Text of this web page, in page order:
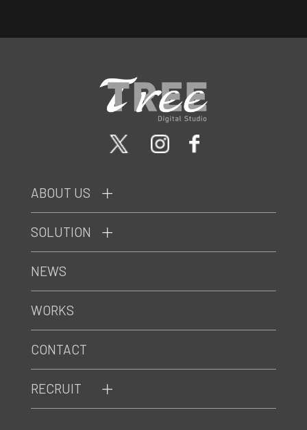
ABOUT US
SOLUTION
RECRUIT
NEWS
WORKS
CONTACT